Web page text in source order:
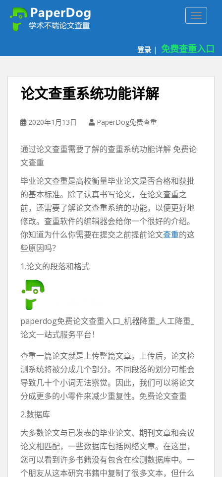
登录 | 免费查重入口
论文查重系统功能详解
2020年1月13日 PaperDog免费查重
通过论文查重需要了解的查重系统功能详解 免费论
文查重
毕业论文查重是高校衡量毕业论文是否合格和获批
的基本标准。除了认真书写论文，在论文查重之
前，还需要了解论文查重系统的功能，以便更好地
修改。查重软件的编辑器会给你一个很好的介绍。
你知道为什么你需要在提交之前提前论文查重的这
些原因吗？
1.论文的段落和格式
paperdog免费论文查重入口_机器降重_人工降重_
论文一站式服务平台！
查重一篇论文就是上传整篇文章。上传后，论文检
测系统将被分成几个部分。不同段落的划分可能会
导致几十个小词无法察觉。因此，我们可以将论文
分成更多的小零件来减少重复性。免费论文查重
2.数据库
大多数论文与已发表的毕业论文、期刊文章和会议
论文相匹配，一些数据库包括网络文章。在这里，
您可以看到许多书籍没有包含在检测数据库中。一
个朋友从这本研究书籍中复制了很多文本，但什么